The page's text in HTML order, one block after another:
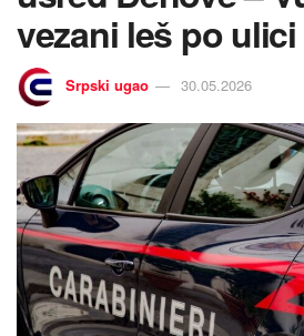
vezani leš po ulici
Srpski ugao 30.05.2026